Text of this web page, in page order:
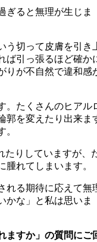
ぎると無理が生じま
う切って皮膚を引き
ば引っ張るほど確か
りが不自然で違和感
。たくさんのヒアル
郭を変えたり出来ま
。
たりしていますが、
腫れてしまいます。
れる期待に応えて無
かな」と私は思いま
ますか」の質問にご